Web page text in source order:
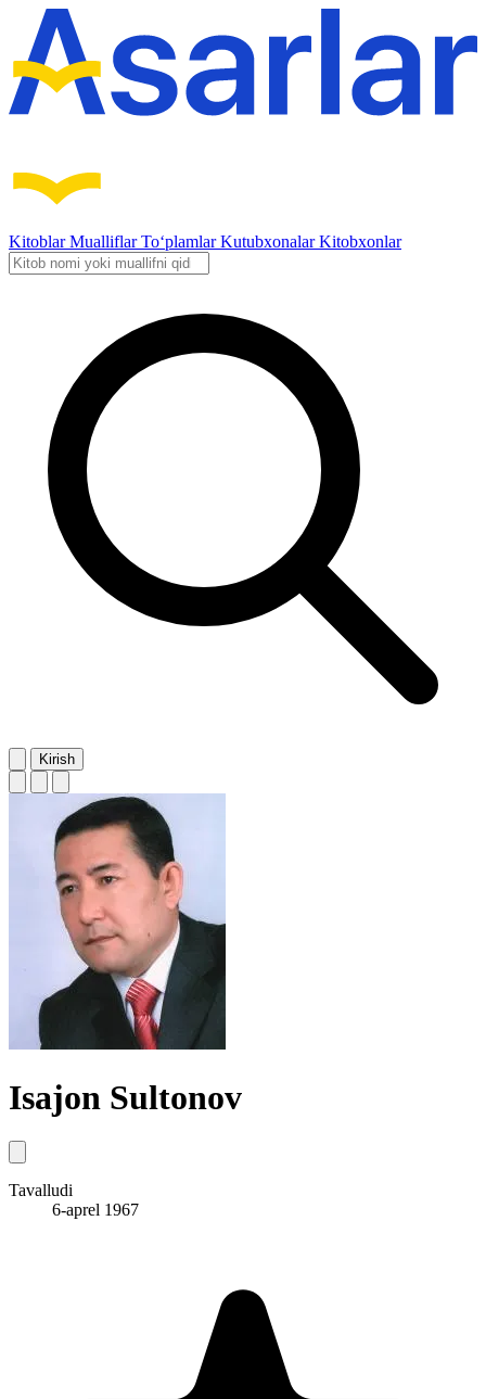
KitoblarMualliflarTo‘plamlarKutubxonalarKitobxonlar
Kirish
Isajon Sultonov
Tavalludi
6-aprel 1967